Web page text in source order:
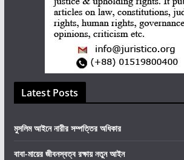
Latest Posts
মুসলিম আইনে নারীর সম্পত্তির অধিকার
বাবা-মায়ের জীবনস্বত্ব রক্ষায় নতুন আইন